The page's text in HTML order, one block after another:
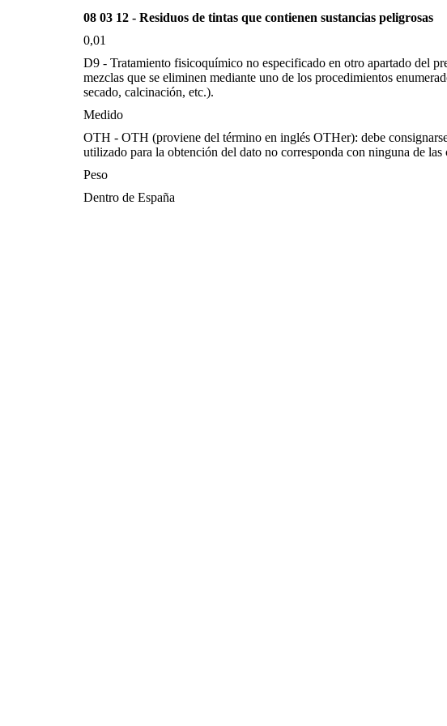
08 03 12 - Residuos de tintas que contienen sustancias peligrosas
0,01
D9 - Tratamiento fisicoquímico no especificado en otro apartado del
mezclas que se eliminen mediante uno de los procedimientos
secado, calcinación, etc.).
Medido
OTH - OTH (proviene del término en inglés OTHer): debe
utilizado para la obtención del dato no corresponda con ninguna de las
Peso
Dentro de España